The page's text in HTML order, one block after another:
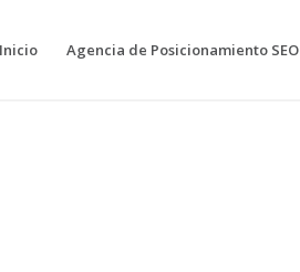
Inicio Agencia de Posicionamiento SEO